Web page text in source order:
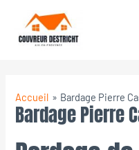
contenu
Accueil Bardage Pierre
Bardage Pierre